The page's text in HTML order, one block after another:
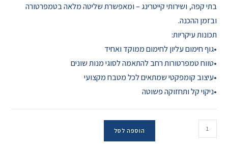
בתי קפה, ושירותי קייטרינג – ומאפשרת שליטה מלאה בטמפרטורה
ובזמן ההכנה.
תכונות עיקריות:
•גוף חימום עליון לחימום ממוקד ואחיד
•טווח טמפרטורות רחב להתאמה לסוגי מנות שונים
•עיצוב קומפקטי שמתאים לכל מטבח מקצועי
•ניקוי קל ותחזוקה פשוטה
הוספה לסל